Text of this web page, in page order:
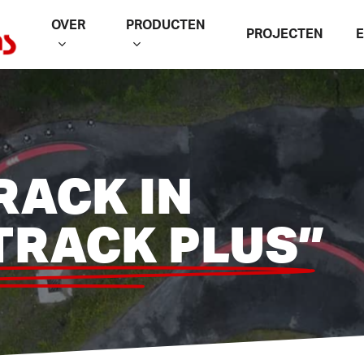
OVER PRODUCTEN
PROJECTEN
IN
PLUS”